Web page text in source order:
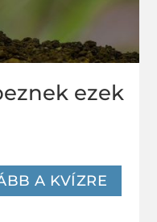
ezek
A KVÍZRE